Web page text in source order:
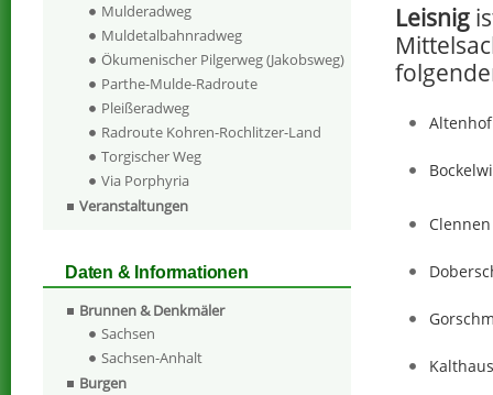
Leisnig
Altenhof
Clennen
Mulderadweg
Muldetalbahnradweg
Ökumenischer Pilgerweg (Jakobsweg)
Parthe-Mulde-Radroute
Pleißeradweg
Radroute Kohren-Rochlitzer-Land
Torgischer Weg
Via Porphyria
Veranstaltungen
Daten & Informationen
Brunnen & Denkmäler
Sachsen
Sachsen-Anhalt
Burgen